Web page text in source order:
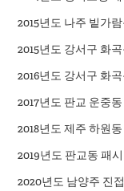
2015년도 나주 빝가
2015년도 강서구 화
2016년도 강서구 화
2017년도 판교 운중
2018년도 제주 하원
2019년도 판교동 패
2020년도 남양주 진